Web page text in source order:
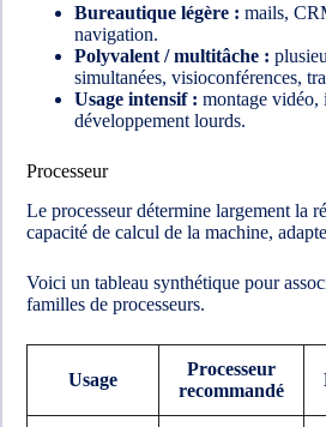
Bureautique légère : mails,
navigation.
Polyvalent / multitâche :
simultanées, visioconférences,
Usage intensif : montage
développement lourds.
Processeur
Le processeur détermine largement la
capacité de calcul de la machine,
Voici un tableau synthétique pour
familles de processeurs.
Usage
Processeur
recommandé